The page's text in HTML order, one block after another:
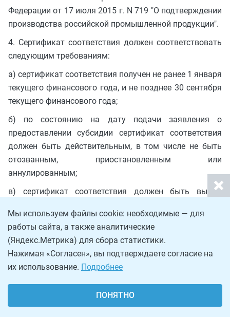
Федерации от 17 июля 2015 г. N 719 "О подтверждении
производства российской промышленной продукции".
4. Сертификат соответствия должен соответствовать
следующим требованиям:
а) сертификат соответствия получен не ранее 1 января
текущего финансового года, и не позднее 30 сентября
текущего финансового года;
б) по состоянию на дату подачи заявления о
предоставлении субсидии сертификат соответствия
должен быть действительным, в том числе не быть
отозванным, приостановленным или
аннулированным;
в) сертификат соответствия должен быть выдан
отборе;
г) затраты на получение сертификата соответствия
должны быть понесены организацией, представившей
заявку на участие в отборе;
д) сертификат соответствия должен быть оформлен
на продукцию российского производства.
Мы используем файлы cookie: необходимые — для
работы сайта, а также аналитические
(Яндекс.Метрика) для сбора статистики.
Нажимая «Согласен», вы подтверждаете согласие на
их использование. Подробнее
ПОНЯТНО